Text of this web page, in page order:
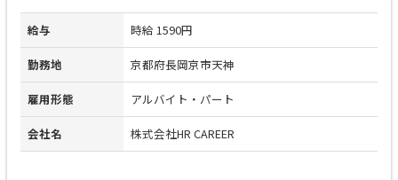
給与 時給 1590円
勤務地 京都府長岡京市天神
雇用形態 アルバイト・パート
会社名 株式会社HR CAREER